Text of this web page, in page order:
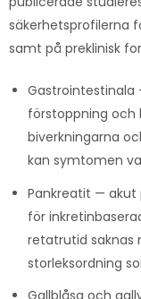
säkerhetsprofilerna
samt på preklinisk
Gastrointestinala
förstoppning och
biverkningarna
kan symtomen
Pankreatit —
för
retatrutid saknas
storleksordning